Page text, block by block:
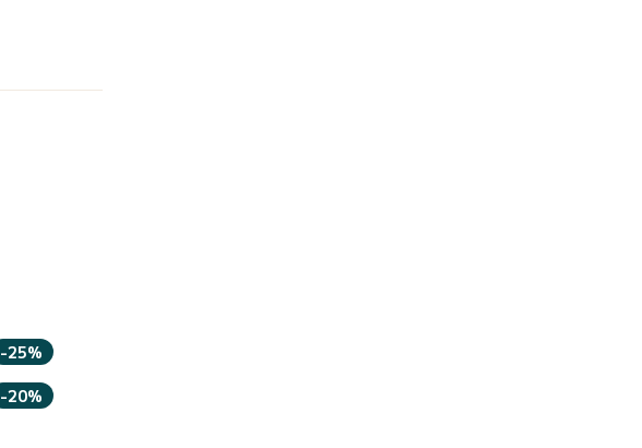
-25%
-20%